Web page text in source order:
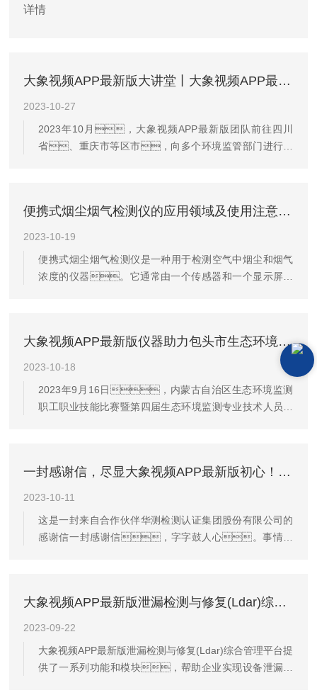
室、药厂、检验检测机构、安全柜生产厂
详情
大象视频APP最新版大讲堂丨大象视频APP最新版助力四川省执法监测装备能力建设
2023-10-27
2023年10月，大象视频APP最新版团队前往四川
省、重庆市等区市，向多个环境监管部门进行长
系统验收与检测课程分享：PART1油气监测背景近
年来，随着我国机动车保有量的快速增长，
有机物（VOCs），含有定量BTEX（苯、甲
苯、乙苯、二甲苯的合称）、
颗粒物（P...
便携式烟尘烟气检测仪的应用领域及使用注意事项
2023-10-19
便携式烟尘烟气检测仪是一种用于检测空气中烟尘和烟气
浓度的仪器。它通常由一个传感器和一个显示屏组
康和环境的安全起到了重要的作用。工作原理是利用
传感器对空气中的烟尘和烟气进行检测，然后将检
测到的信号转换成电信号，通过显示屏显示出
来。传感器通常是采用光电效应或化学反应原理
来检测空气中的烟尘和烟气浓度。当空气中的烟尘
大象视频APP最新版仪器助力包头市生态环境局获得环境监测大比武一等奖！
2023-10-18
2023年9月16日，内蒙古自治区生态环境监测
职工职业技能比赛暨第四届生态环境监测专业技术人员大
体监测仪助力包头市生态环境局技术保障中心进行空气中
有毒有害气体应急监测，大比武如虎添翼并在决赛
定！ZR-3110型便携式多气体检测仪(C款)主要用于
现场环境空气及土壤中的有毒有害气体的监测、
一封感谢信，尽显大象视频APP最新版初心！两方通力合作，助力产品升级！
2023-10-11
这是一封来自合作伙伴华测检测认证集团股份有限公司的
感谢信一封感谢信，字字鼓人心。事情是
器的自动校准与校准记录溯源功能呢？研发小哥听
后个个磨拳擦掌，看来是时候表现一下大象视频APP
排！此后的两个月里大象视频APP最新版始终
与用户保持密切联系，对产品进行多次改进升
大象视频APP最新版泄漏检测与修复(Ldar)综合管理平台全新发布！让检测从此不再单打独斗！
2023-09-22
大象视频APP最新版泄漏检测与修复(Ldar)综合管理平台提
供了一系列功能和模块，帮助企业实现设备泄漏的